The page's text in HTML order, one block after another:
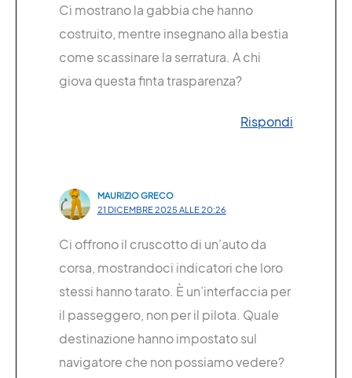
Ci mostrano la gabbia che hanno
costruito, mentre insegnano alla bestia
come scassinare la serratura. A chi
giova questa finta trasparenza?
Rispondi
MAURIZIO GRECO
21 DICEMBRE 2025 ALLE 20:26
Ci offrono il cruscotto di un’auto da
corsa, mostrandoci indicatori che loro
stessi hanno tarato. È un’interfaccia per
il passeggero, non per il pilota. Quale
destinazione hanno impostato sul
navigatore che non possiamo vedere?